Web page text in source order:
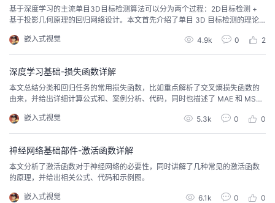
基于深度学习的主流单目3D目标检测算法可以分为两个过程：2D目标检测 +
基于投影几何原理的回归网络设计。本文首先介绍了单目 3D 目标检测的理论
嵌入式视觉
4.9k 0 2
深度学习基础-损失函数详解
本文总结分类和回归任务的常用损失函数，比如重点解析了交叉熵损失函数的
由来，并给出详细计算公式和、案例分析、代码，同时也描述了 MAE 和 MSE
嵌入式视觉
5.3k 0 0
神经网络基础部件-激活函数详解
本文分析了激活函数对于神经网络的必要性，同时讲解了几种常见的激活函数
的原理，并给出相关公式、代码和示例图。
嵌入式视觉 6.1k 0 0